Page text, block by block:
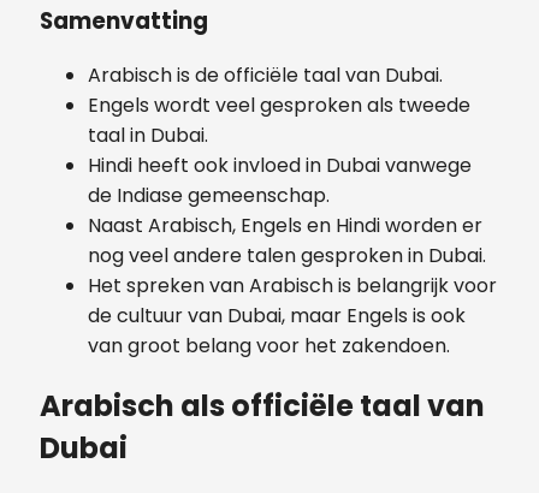
Samenvatting
Arabisch is de officiële taal van Dubai.
Engels wordt veel gesproken als tweede
taal in Dubai.
Hindi heeft ook invloed in Dubai vanwege
de Indiase gemeenschap.
Naast Arabisch, Engels en Hindi worden er
nog veel andere talen gesproken in Dubai.
Het spreken van Arabisch is belangrijk voor
de cultuur van Dubai, maar Engels is ook
van groot belang voor het zakendoen.
Arabisch als officiële taal van
Dubai